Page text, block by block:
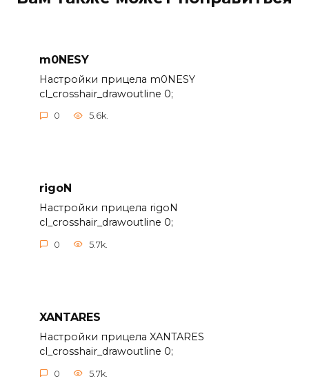
m0NESY
Настройки прицела m0NESY
cl_crosshair_drawoutline 0;
0 5.6k.
rigoN
Настройки прицела rigoN
cl_crosshair_drawoutline 0;
0 5.7k.
XANTARES
Настройки прицела XANTARES
cl_crosshair_drawoutline 0;
0 5.7k.